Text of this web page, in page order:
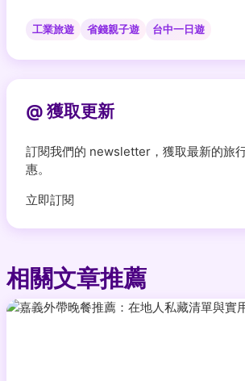
工業旅遊 省錢親子遊 台中一日遊
@ 獲取更新
訂閱我們的 newsletter，獲取最新的旅
惠。
立即訂閱
相關文章推薦